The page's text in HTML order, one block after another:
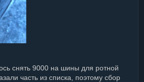
снять 9000 на шины для ротной
часть из списка, поэтому сбор